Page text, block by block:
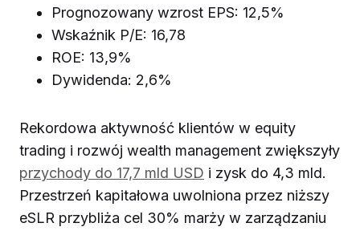
Prognozowany wzrost EPS: 12,5%
Wskaźnik P/E: 16,78
ROE: 13,9%
Dywidenda: 2,6%
Rekordowa aktywność klientów w equity
trading i rozwój wealth management zwiększyły
przychody do 17,7 mld USD i zysk do 4,3 mld.
Przestrzeń kapitałowa uwolniona przez niższy
eSLR przybliża cel 30% marży w zarządzaniu